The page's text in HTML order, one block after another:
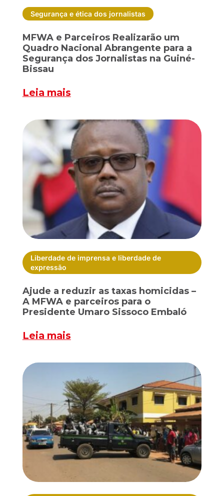
Segurança e ética dos jornalistas
MFWA e Parceiros Realizarão um
Quadro Nacional Abrangente para a
Segurança dos Jornalistas na Guiné-
Bissau
Leia mais
Liberdade de imprensa e liberdade de
expressão
Ajude a reduzir as taxas homicidas –
A MFWA e parceiros para o
Presidente Umaro Sissoco Embaló
Leia mais